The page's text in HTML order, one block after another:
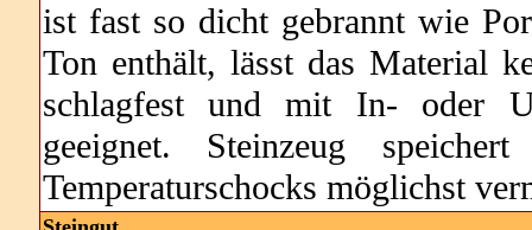
ist fast so dicht gebrannt wie
Ton enthält, lässt das Material
schlagfest und mit In- oder
geeignet. Steinzeug
Temperaturschocks möglichst